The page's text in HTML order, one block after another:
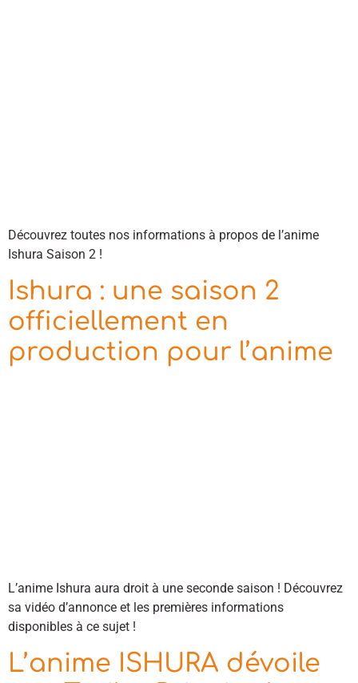
Découvrez toutes nos informations à propos de l’anime
Ishura Saison 2 !
Ishura : une saison 2
officiellement en
production pour l’anime
L’anime Ishura aura droit à une seconde saison ! Découvrez
sa vidéo d’annonce et les premières informations
disponibles à ce sujet !
L’anime ISHURA dévoile